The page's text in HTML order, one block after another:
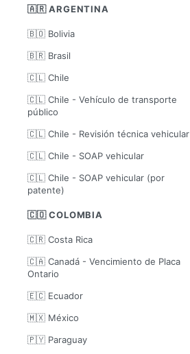
🇦🇷 ARGENTINA
🇧🇴 Bolivia
🇧🇷 Brasil
🇨🇱 Chile
🇨🇱 Chile - Vehículo de transporte
público
🇨🇱 Chile - Revisión técnica vehicular
🇨🇱 Chile - SOAP vehicular
🇨🇱 Chile - SOAP vehicular (por
patente)
🇨🇴 COLOMBIA
🇨🇷 Costa Rica
🇨🇦 Canadá - Vencimiento de Placa
Ontario
🇪🇨 Ecuador
🇲🇽 México
🇵🇾 Paraguay